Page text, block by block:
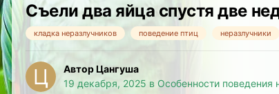
Съели два яйца спустя две
кладка неразлучников поведение птиц неразлучники
Автор Цангуша
19 декабря, 2025 в Особенности поведения